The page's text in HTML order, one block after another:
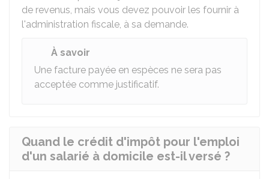
de revenus, mais vous devez pouvoir les fournir à
l'administration fiscale, à sa demande.
À savoir
Une facture payée en espèces ne sera pas
acceptée comme justificatif.
Quand le crédit d'impôt pour l'emploi
d'un salarié à domicile est-il versé ?